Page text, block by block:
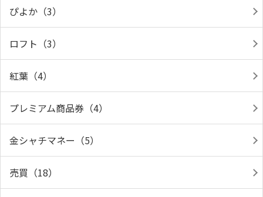
ぴよか（3）
ロフト（3）
紅葉（4）
プレミアム商品券（4）
金シャチマネー（5）
売買（18）